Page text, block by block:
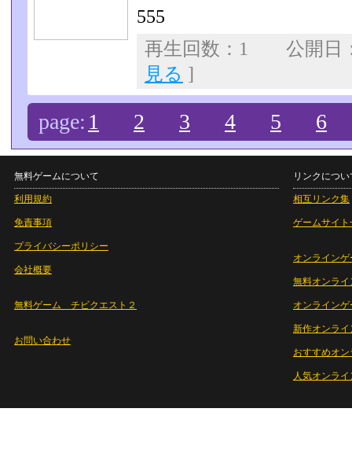
555
再生回数：1 公開
見る ]
page: 1 2 3 4 5 6
無料ゲームについて
利用規約
免責事項
プライバシーポリシー
会社概要
無料ゲーム チビクエスト２
お問い合わせ
リンクについ
相互リンク集
ゲームサイト
オンラインゲ
無料オンライ
オンライン
新作オンライ
おすすめオ
人気オンラ